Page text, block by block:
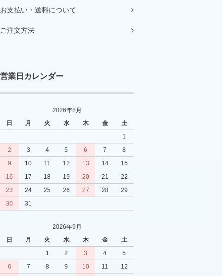
お支払い・送料について
ご注文方法
営業日カレンダー
2026年8月
日
月 火 水 木 金
土
1
2
3 4 5 6 7
8
9
10 11 12 13 14
15
16
17 18 19 20 21
22
23
24 25 26 27 28
29
30
31
2026年9月
日
月 火 水 木 金
土
1
2 3 4
5
6
7 8 9 10 11
12